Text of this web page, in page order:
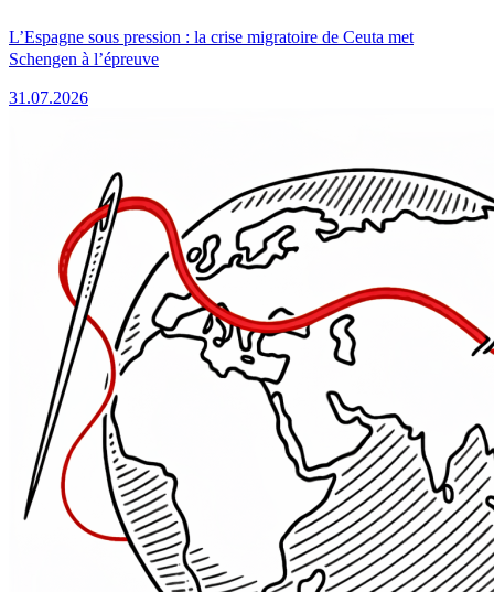
L’Espagne sous pression : la crise migratoire de Ceuta met
Schengen à l’épreuve
31.07.2026